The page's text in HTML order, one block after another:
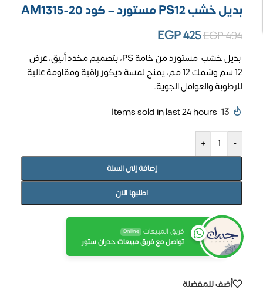
بديل خشب PS12 مستورد – كود AM1315-20
EGP494
EGP425
بديل خشب مستورد من خامة PS، بتصميم مخدد أنيق، عرض
12 سم وسُمك 12 مم، يمنح لمسة ديكور راقية ومقاومة عالية
للرطوبة والعوامل الجوية.
13
Items sold in last 24 hours
-
+
إضافة إلى السلة
اطلبها الان
فريق المبيعات Online
تواصل مع فريق مبيعات جدران ستور
أضف للمفضلة